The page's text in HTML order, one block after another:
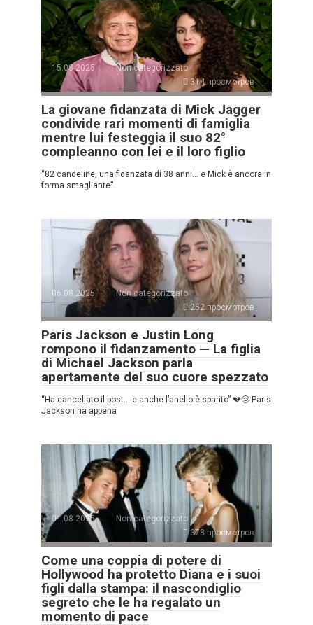
15.08.2025
Non categorizzato
314 просмотров
La giovane fidanzata di Mick Jagger
condivide rari momenti di famiglia
mentre lui festeggia il suo 82°
compleanno con lei e il loro figlio
“82 candeline, una fidanzata di 38 anni… e Mick è ancora in
forma smagliante”
06.08.2025
Non categorizzato
252 просмотров
Paris Jackson e Justin Long
rompono il fidanzamento — La figlia
di Michael Jackson parla
apertamente del suo cuore spezzato
“Ha cancellato il post… e anche l’anello è sparito” 💔😢 Paris
Jackson ha appena
01.08.2025
Non categorizzato
378 просмотров
Come una coppia di potere di
Hollywood ha protetto Diana e i suoi
figli dalla stampa: il nascondiglio
segreto che le ha regalato un
momento di pace